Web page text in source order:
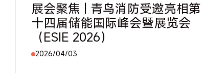
展会聚焦 | 青鸟消防受邀亮相第
十四届储能国际峰会暨展览会
（ESIE 2026）
2026/04/03